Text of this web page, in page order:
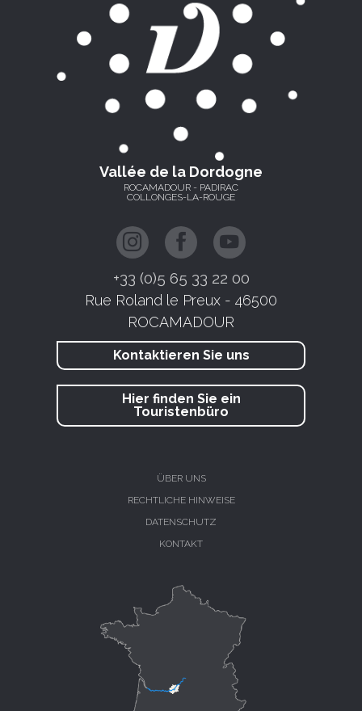
Vallée de la Dordogne
ROCAMADOUR - PADIRAC
COLLONGES-LA-ROUGE
+33 (0)5 65 33 22 00
Rue Roland le Preux - 46500
ROCAMADOUR
Kontaktieren Sie uns
Hier finden Sie ein
Touristenbüro
ÜBER UNS
RECHTLICHE HINWEISE
DATENSCHUTZ
KONTAKT